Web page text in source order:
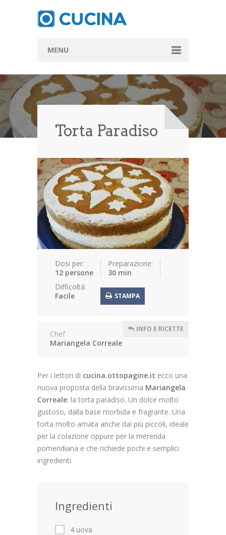
MENU
Home
Ricette
Primi
Secondi
Dolci
FoodNews
Chef
Ottopagine.it
Torta Paradiso
Dosi per:
12 persone
Preparazione:
30 min
Difficoltà:
Facile
STAMPA
Chef
Mariangela Correale
INFO E RICETTE
Per i lettori di cucina.ottopagine.it ecco una
nuova proposta della bravissima Mariangela
Correale: la torta paradiso. Un dolce molto
gustoso, dalla base morbida e fragrante. Una
torta molto amata anche dai più piccoli, ideale
per la colazione oppure per la merenda
pomeridiana e che richiede pochi e semplici
ingredienti
Ingredienti
4 uova